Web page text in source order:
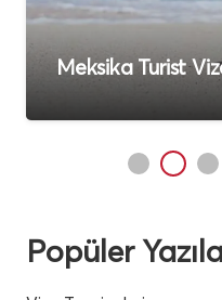
Cancun İçin
Popüler